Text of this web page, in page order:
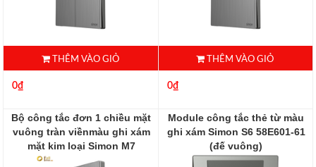
THÊM VÀO GIỎ
0₫
THÊM VÀO GIỎ
0₫
Bộ công tắc đơn 1 chiều mặt
vuông tràn viềnmàu ghi xám
mặt kim loại Simon M7
661011M-2B
Module công tắc thẻ từ màu
ghi xám Simon S6 58E601-61
(đế vuông)
58E601-61